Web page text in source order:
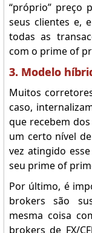
“próprio” preço
seus clientes e,
todas as
com o prime of
3. Modelo
Muitos
caso,
que recebem
um certo nível
vez atingido
seu prime of
Por último, é
brokers são
mesma coisa
brokers de FX/